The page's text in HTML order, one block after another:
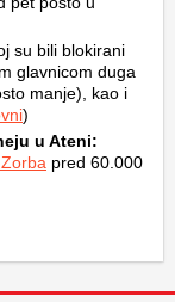
su bili blokirani
glavnicom duga
manje), kao i
)
u Ateni:
pred 60.000